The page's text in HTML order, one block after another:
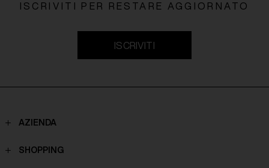
ISCRIVITI PER RESTARE AGGIORNATO
ISCRIVITI
AZIENDA
Contatti
SHOPPING